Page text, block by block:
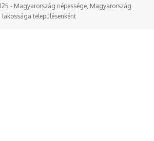
- Magyarország népessége, Magyarország
lakossága településenként